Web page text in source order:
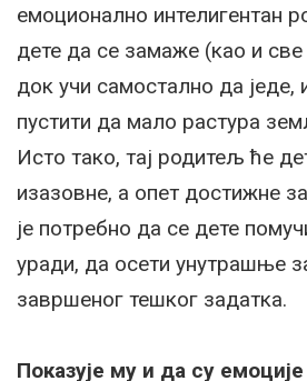
емоционално интелигентан
дете да се замаже (као и
док учи самостално да једе,
пустити да мало растура
Исто тако, тај родитељ ће
изазовне, а опет достижне
је потребно да се дете
уради, да осети унутрашње
завршеног тешког задатка.
Показује му и да су